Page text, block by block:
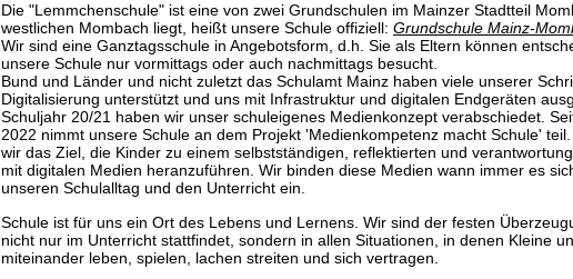
Die "Lemmchenschule" ist eine von zwei Grundschulen im Mainzer Stadtteil
westlichen Mombach liegt, heißt unsere Schule offiziell: Grundschule Mainz-
Wir sind eine Ganztagsschule in Angebotsform, d.h. Sie als Eltern können
unsere Schule nur vormittags oder auch nachmittags besucht.
Bund und Länder und nicht zuletzt das Schulamt Mainz haben viele unserer
Digitalisierung unterstützt und uns mit Infrastruktur und digitalen Endgeräten
Schuljahr 20/21 haben wir unser schuleigenes Medienkonzept verabschiedet.
2022 nimmt unsere Schule an dem Projekt 'Medienkompetenz macht Schule' teil.
wir das Ziel, die Kinder zu einem selbstständigen, reflektierten und
mit digitalen Medien heranzuführen. Wir binden diese Medien wann immer es
unseren Schulalltag und den Unterricht ein.
Schule ist für uns ein Ort des Lebens und Lernens. Wir sind der festen
nicht nur im Unterricht stattfindet, sondern in allen Situationen, in denen Kleine
miteinander leben, spielen, lachen streiten und sich vertragen.